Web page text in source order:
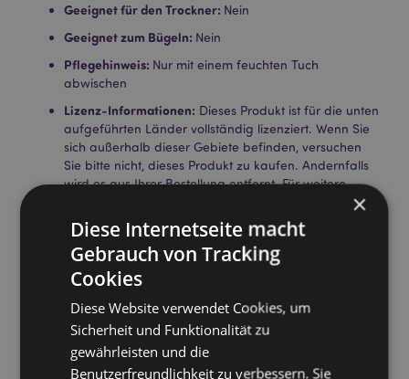
Geeignet für den Trockner: Nein
Geeignet zum Bügeln: Nein
Pflegehinweis: Nur mit einem feuchten Tuch
abwischen
Lizenz-Informationen: Dieses Produkt ist für die unten
aufgeführten Länder vollständig lizenziert. Wenn Sie
sich außerhalb dieser Gebiete befinden, versuchen
Sie bitte nicht, dieses Produkt zu kaufen. Andernfalls
wird es aus Ihrer Bestellung entfernt. Für weitere
Kundenservice.
Lizenzierte Gebiete:Åland-Inseln, Albanien, Algerien,
Andorra, Angola, Österreich, Azoren (Portugal),
Bahrain, Balearen (Spanien), Weißrussland, Belgien,
Botswana, Bulgarien, Burkina Faso, Burundi, Kamerun,
Kanarische Inseln (Spanien), Kap Verde,
Zentralafrikanische Republik, Ceuta und Melilla,
Tschad, Komoren, Demokratische Republik Kongo,
×
Diese Internetseite macht
Gebrauch von Tracking
Cookies
Diese Website verwendet Cookies, um
Sicherheit und Funktionalität zu
gewährleisten und die
Benutzerfreundlichkeit zu verbessern. Sie